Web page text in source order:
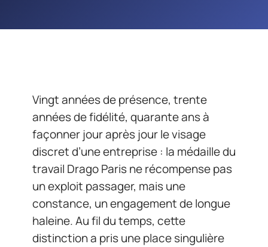
Vingt années de présence, trente
années de fidélité, quarante ans à
façonner jour après jour le visage
discret d’une entreprise : la médaille du
travail Drago Paris ne récompense pas
un exploit passager, mais une
constance, un engagement de longue
haleine. Au fil du temps, cette
distinction a pris une place singulière